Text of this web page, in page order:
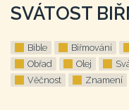
SVÁTOST
Bible Biřmování
Obřad
Olej
Věčnost
Znamení